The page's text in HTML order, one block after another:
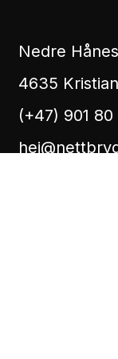
Nedre
4635
(+47) 901